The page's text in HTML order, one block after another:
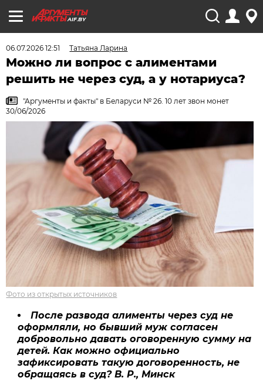
AIF.BY
06.07.2026 12:51 Татьяна Ларина
Можно ли вопрос с алиментами
решить не через суд, а у нотариуса?
"Аргументы и факты" в Беларуси № 26. 10 лет звон монет
30/06/2026
Фото из открытых источников
После развода алименты через суд не
оформляли, но бывший муж согласен
добровольно давать оговоренную сумму на
детей. Как можно официально
зафиксировать такую договоренность, не
обращаясь в суд? В. Р., Минск